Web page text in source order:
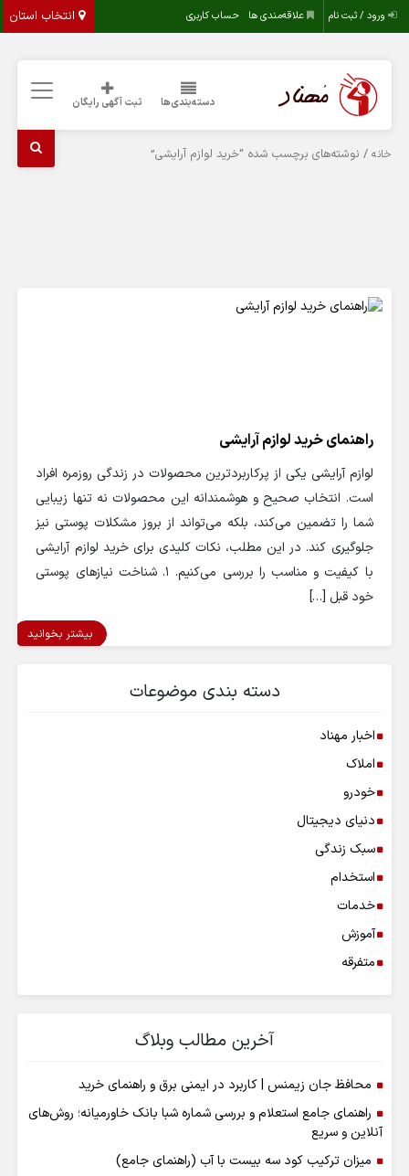
انتخاب استان ورود / ثبت نام علاقه‌مندی ها حساب کاربری
دسته‌بندی‌ها ثبت آگهی رایگان
خانه / نوشته‌های برچسب شده “خرید لوازم آرایشی”
راهنمای خرید لوازم آرایشی
لوازم آرایشی یکی از پرکاربردترین محصولات در زندگی روزمره افراد
است. انتخاب صحیح و هوشمندانه این محصولات نه تنها زیبایی
شما را تضمین می‌کند، بلکه می‌تواند از بروز مشکلات پوستی نیز
جلوگیری کند. در این مطلب، نکات کلیدی برای خرید لوازم آرایشی
با کیفیت و مناسب را بررسی می‌کنیم. ۱. شناخت نیازهای پوستی
خود قبل […]
بیشتر بخوانید
دسته بندی موضوعات
اخبار مهناد
املاک
خودرو
دنیای دیجیتال
سبک زندگی
استخدام
خدمات
آموزش
متفرقه
آخرین مطالب وبلاگ
محافظ جان زیمنس | کاربرد در ایمنی برق و راهنمای خرید
راهنمای جامع استعلام و بررسی شماره شبا بانک خاورمیانه؛ روش‌های
آنلاین و سریع
میزان ترکیب کود سه بیست با آب (راهنمای جامع)